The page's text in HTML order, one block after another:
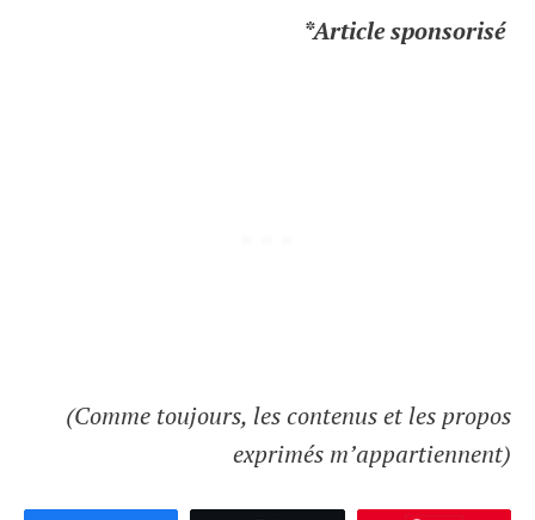
*Article sponsorisé
(Comme toujours, les contenus et les propos
exprimés m’appartiennent)